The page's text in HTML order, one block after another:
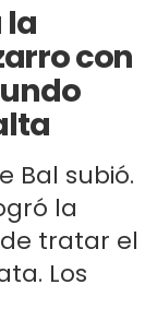
la
con
Bal subió.
la
tratar el
Los